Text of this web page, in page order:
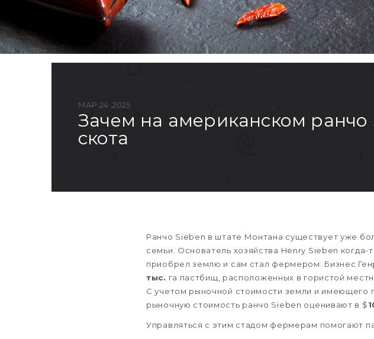
МАР 24 ,2025
зачем на американском ранчо за $100 млн скрестили пять пород
скота
Ранчо Sieben в штате Монтана существует уже
семьи. Основатель хозяйства Henry Sieben
приобрел землю и сам стал фермером. Бизнес
тыс. га пастбищ, расположенных в гористой
С учетом рыночной стоимости земли и имеющего
рыночную стоимость ранчо Sieben оценивают в $
Управляться с этим стадом фермерам помогают